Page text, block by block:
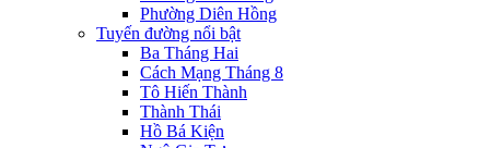
Phường Diên Hồng
Tuyến đường nổi bật
Ba Tháng Hai
Cách Mạng Tháng 8
Tô Hiến Thành
Thành Thái
Hồ Bá Kiện